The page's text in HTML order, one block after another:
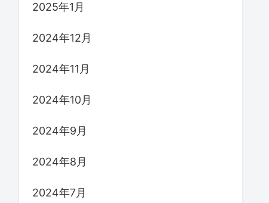
2025年1月
2024年12月
2024年11月
2024年10月
2024年9月
2024年8月
2024年7月